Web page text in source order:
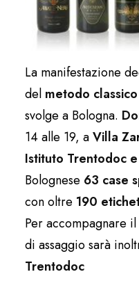
La manifestazione
del metodo
svolge a Bologna.
14 alle 19, aVilla
Istituto Trentodoc e
Bolognese 63 case
con oltre 190
Per accompagnare
di assaggio sarà
Trentodoc